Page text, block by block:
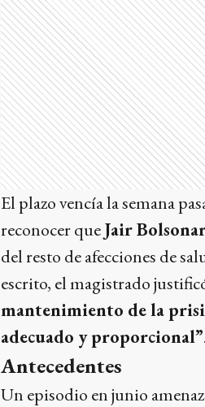
El plazo vencía la semana
reconocer queJair
del resto de afecciones de
escrito, el magistrado
mantenimiento de la
adecuado y proporcional”.
Antecedentes
Un episodio en junio